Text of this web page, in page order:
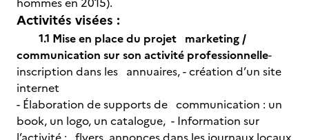
Activités visées :
1.1 Mise en place du projet marketing /
communication sur son activité professionnelle-
inscription dans les annuaires, - création d’un site
internet
- Élaboration de supports de communication : un
book, un logo, un catalogue, - Information sur